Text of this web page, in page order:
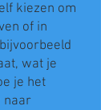
kiezen om
of in
wat je
je het
naar